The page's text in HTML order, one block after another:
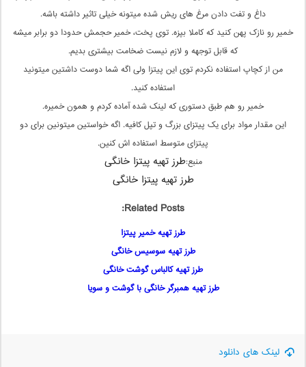
داغ و تفت دادن مرغ های ریش شده میتونه خیلی تاثیر داشته باشه.
خمیر رو نازک پهن کنید که کاملا بپزه. توی پخت، خمیر حجمش حدودا دو برابر میشه
که قابل توجهه و لازم نیست ضخامت بیشتری بدیم.
من از کچاپ استفاده نکردم توی این پیتزا ولی اگه شما دوست داشتین میتونید
استفاده کنید.
خمیر رو هم طبق دستوری که لینک شده آماده کردم و همون خمیره.
این مقدار مواد برای یک پیتزای بزرگ و تپل کافیه. اگه خواستین میتونین برای دو
پیتزای متوسط استفاده اش کنین.
منبع:طرز تهیه پیتزا خانگی
طرز تهیه پیتزا خانگی
Related Posts:
طرز تهیه خمیر پیتزا
طرز تهیه سوسیس خانگی
طرز تهیه کالباس گوشت خانگی
طرز تهیه همبرگر خانگی با گوشت و سویا
لینک های دانلود